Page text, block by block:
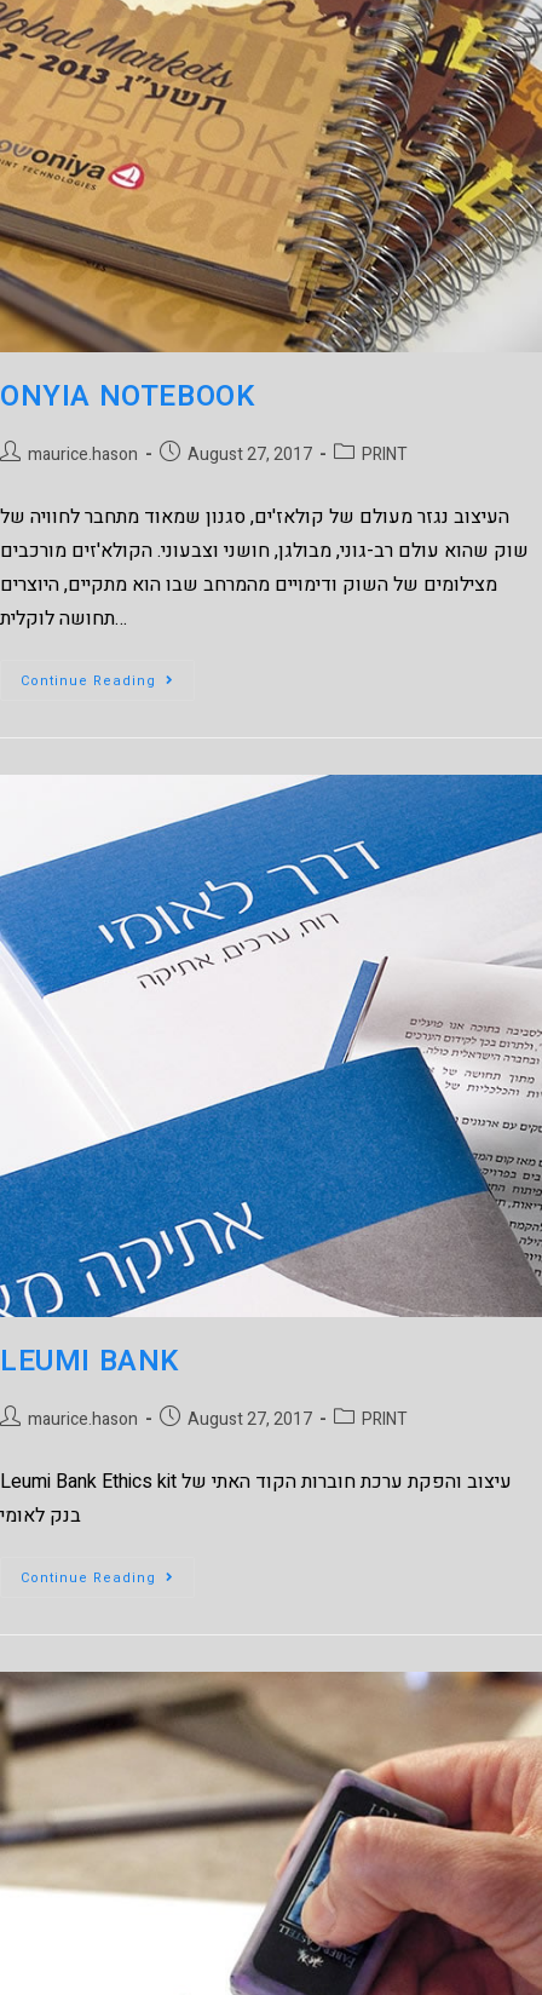
ONYIA NOTEBOOK
maurice.hason August 27, 2017 PRINT
העיצוב נגזר מעולם של קולאז'ים, סגנון שמאוד מתחבר לחוויה של
שוק שהוא עולם רב-גוני, מבולגן, חושני וצבעוני. הקולא'זים מורכבים
מצילומים של השוק ודימויים מהמרחב שבו הוא מתקיים, היוצרים
תחושה לוקלית…
Continue Reading
LEUMI BANK
maurice.hason August 27, 2017 PRINT
Leumi Bank Ethics kit עיצוב והפקת ערכת חוברות הקוד האתי של
בנק לאומי
Continue Reading